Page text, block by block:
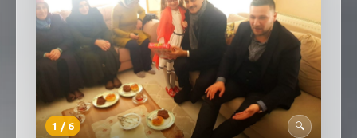
1 /6
🔍
SEBİK
E NÖBETÇI ECZANELER
SABSIS - AFET
TRAFIKPARK